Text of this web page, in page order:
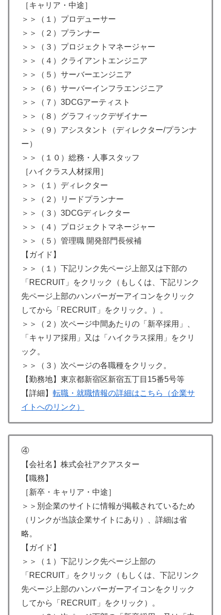
［キャリア・中途］
＞＞（１）プロデューサー
＞＞（２）プランナー
＞＞（３）プロジェクトマネージャー
＞＞（４）クライアントエンジニア
＞＞（５）サーバーエンジニア
＞＞（６）サーバーインフラエンジニア
＞＞（７）3DCGアーティスト
＞＞（８）グラフィックデザイナー
＞＞（９）アシスタント（ディレクター/プランナ
ー）
＞＞（１０）総務・人事スタッフ
［ハイクラス人材採用］
＞＞（１）ディレクター
＞＞（２）リードプランナー
＞＞（３）3DCGディレクター
＞＞（４）プロジェクトマネージャー
＞＞（５）管理職 開発部門長候補
【ガイド】
＞＞（１）下記リンク先ページ上部又は下部の
「RECRUIT」をクリック（もしくは、下記リンク
先ページ上部のハンバーガーアイコンをクリック
してから「RECRUIT」をクリック。）。
＞＞（２）次ページ中間あたりの「新卒採用」、
「キャリア採用」又は「ハイクラス採用」をクリ
ック。
＞＞（３）次ページの各職種をクリック。
【勤務地】東京都新宿区新宿五丁目15番5号等
【詳細】 転職・就職情報の詳細はこちら（企業サ
イトへのリンク）
④
【会社名】株式会社アクアスター
【職務】
［新卒・キャリア・中途］
＞＞別企業のサイトに情報が掲載されているため
（リンクが当該企業サイトにあり）、詳細は省
略。
【ガイド】
＞＞（１）下記リンク先ページ上部の
「RECRUIT」をクリック（もしくは、下記リンク
先ページ上部のハンバーガーアイコンをクリック
してから「RECRUIT」をクリック）。